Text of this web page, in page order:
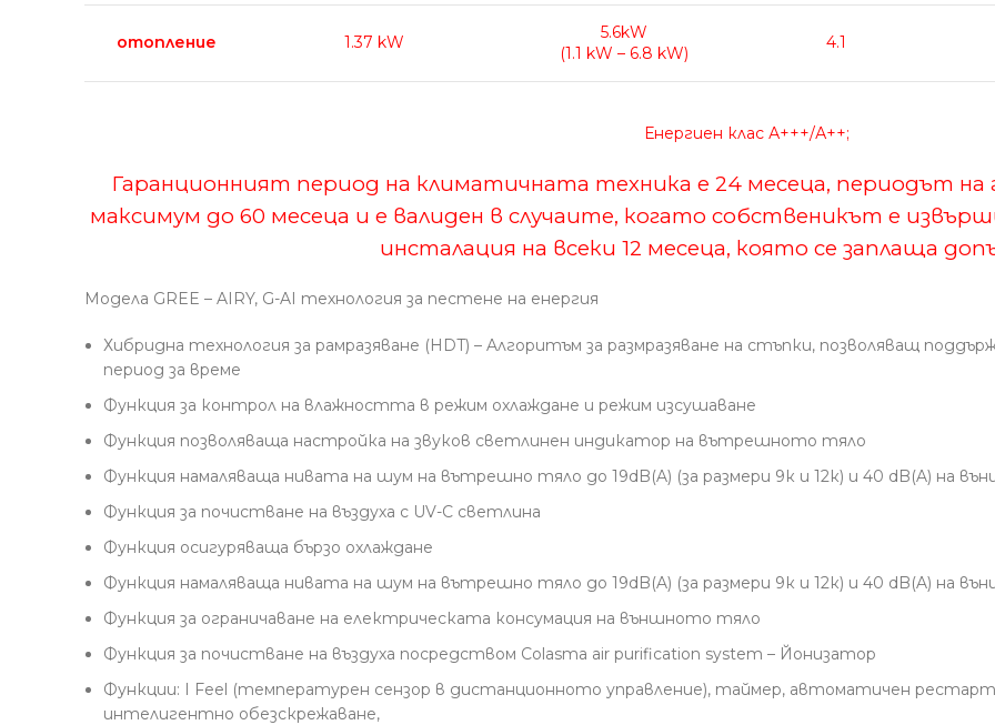
отопление 1.37 kW
5.6kW
(1.1 kW – 6.8 kW)
4.1
Енергиен клас А+++/А++;
Гаранционният период на климатичната техника е 24 месеца, периодът на
максимум до 60 месеца и е валиден в случаите, когато собственикът е
инсталация на всеки 12 месеца, която се заплаща
Моделa GREE – AIRY, G-AI технология за пестене на енергия
Хибридна технология за рамразяване (HDT) – Aлгоритъм за размразяване на стъпки, позволяващ
период за време
Функция за контрол на влажността в режим охлаждане и режим изсушаване
Функция позволяваща настройка на звуков светлинен индикатор на вътрешното тяло
Функция намаляваща нивата на шум на вътрешно тяло до 19dB(A) (за размери 9к и 12к) и 40 dB(A) на
Функция за почистване на въздуха с UV-C светлина
Функция осигуряваща бързо охлаждане
Функция намаляваща нивата на шум на вътрешно тяло до 19dB(A) (за размери 9к и 12к) и 40 dB(A) на
Функция за ограничаване на електрическата консумация на външното тяло
Функция за почистване на въздуха посредством Colasma air purification system – Йонизатор
Функции: I Feel (температурен сензор в дистанционното управление), таймер, автоматичен
интелигентно обезскрежаване,